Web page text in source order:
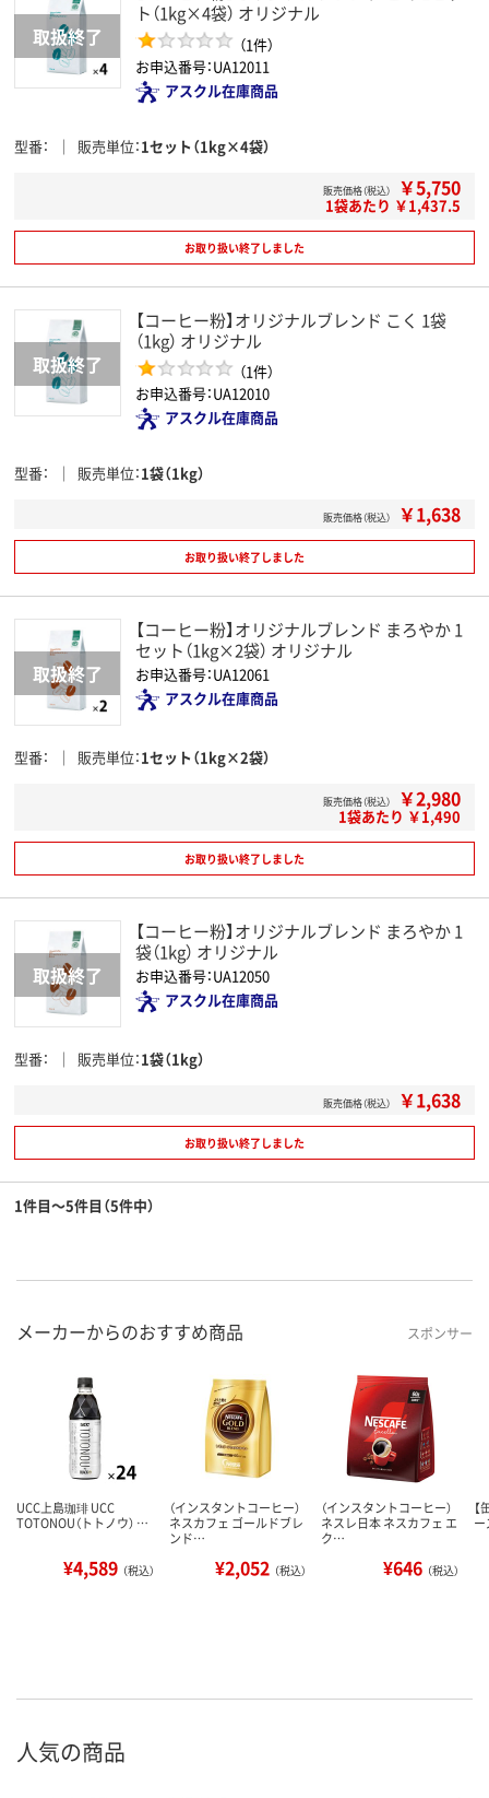
ト（1kg×4袋） オリジナル
（1件）
お申込番号：UA12011
アスクル在庫商品
型番 販売単位 1セット（1kg×4袋）
販売価格（税込） ￥5,750
1袋あたり ￥1,437.5
お取り扱い終了しました
【コーヒー粉】オリジナルブレンド こく 1袋
（1kg） オリジナル
（1件）
お申込番号：UA12010
アスクル在庫商品
型番 販売単位 1袋（1kg）
販売価格（税込） ￥1,638
お取り扱い終了しました
【コーヒー粉】オリジナルブレンド まろやか 1
セット（1kg×2袋） オリジナル
お申込番号：UA12061
アスクル在庫商品
型番 販売単位 1セット（1kg×2袋）
販売価格（税込） ￥2,980
1袋あたり ￥1,490
お取り扱い終了しました
【コーヒー粉】オリジナルブレンド まろやか 1
袋（1kg） オリジナル
お申込番号：UA12050
アスクル在庫商品
型番 販売単位 1袋（1kg）
販売価格（税込） ￥1,638
お取り扱い終了しました
1件目～5件目（5件中）
メーカーからのおすすめ商品 スポンサー
UCC上島珈琲 UCC
TOTONOU（トトノウ） …
¥4,589 （税込）
（インスタントコーヒー）
ネスカフェ ゴールドブレ
ンド…
¥2,052 （税込）
（インスタントコーヒー）
ネスレ日本 ネスカフェ エ
ク…
¥646 （税込）
人気の商品